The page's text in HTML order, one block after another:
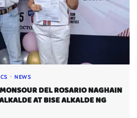
NEWS
DEL ROSARIO NAGHAIN
AT BISE ALKALDE NG